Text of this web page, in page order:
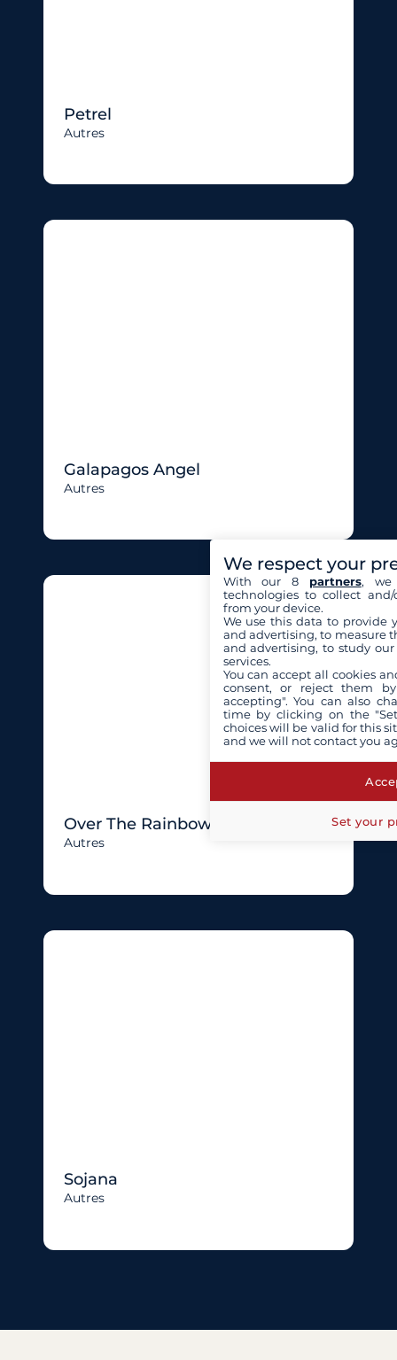
Petrel
Autres
Galapagos Angel
Autres
Over The Rainbow Of London
Autres
Sojana
Autres
We respect your
With our 8 partners, we
technologies to collect
from your device.
We use this data to provide
and advertising, to measure
and advertising, to study
services.
You can accept all cookies
consent, or reject them
accepting". You can also
time by clicking on the
choices will be valid for this
and we will not contact you
Set your